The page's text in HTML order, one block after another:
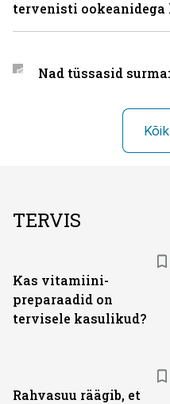
tervenisti ookeanidega
Nad tüssasid
TERVIS
Kas vitamiini­
preparaadid on
tervisele kasulikud?
Rahvasuu räägib, et